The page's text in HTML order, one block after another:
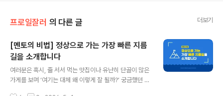
프로일잘러 의 다른 글 더보기
[멘토의 비법] 정상으로 가는 가장 빠른 지름
길을 소개합니다
여러분은 혹시, 줄 서서 먹는 맛집이나 유난히 단골이 많은
가게를 보며 ‘여기는 대체 왜 이렇게 잘 될까?’ 궁금했던 적